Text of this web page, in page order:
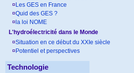
¤ Les GES en France
¤Quid des GES ?
¤ la loi NOME
L'hydroélectricité dans le Monde
¤Situation en ce début du XXIe siècle
¤ Potentiel et perspectives
Technologie